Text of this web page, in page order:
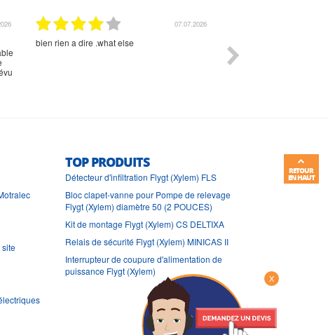
01.07.2026
Commande et délais parfait
site
TOP PRODUITS
Détecteur d'infiltration Flygt (Xylem) FLS
Bloc clapet-vanne pour Pompe de relevage
Flygt (Xylem) diamètre 50 (2 POUCES)
Kit de montage Flygt (Xylem) CS DELTIXA
Relais de sécurité Flygt (Xylem) MINICAS II
Interrupteur de coupure d'alimentation de
puissance Flygt (Xylem)
X
RETOUR
EN HAUT